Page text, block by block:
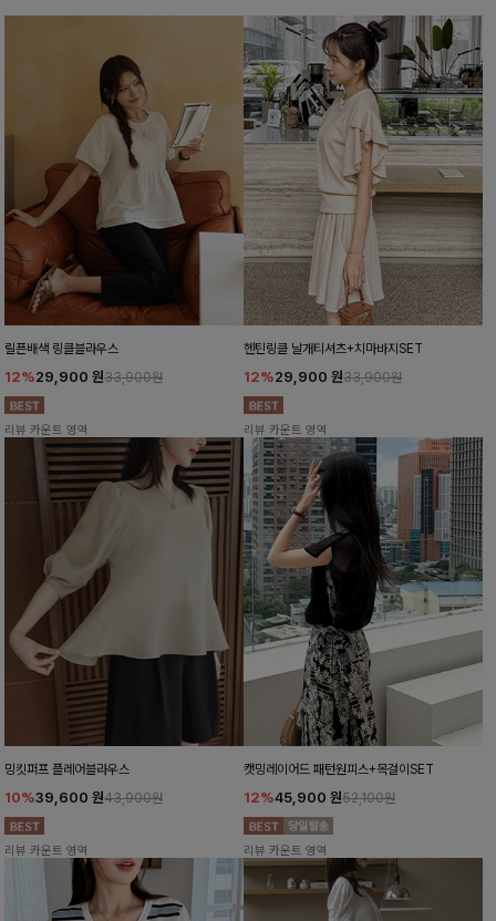
릴픈배색 링클블라우스
12%29,900 원33,900원
리뷰 카운트 영역
헨틴링클 날개티셔츠+치마바지SET
12%29,900 원33,900원
리뷰 카운트 영역
밍킷퍼프 플레어블라우스
10%39,600 원43,900원
리뷰 카운트 영역
캣밍레이어드 패턴원피스+목걸이SET
12%45,900 원52,100원
리뷰 카운트 영역